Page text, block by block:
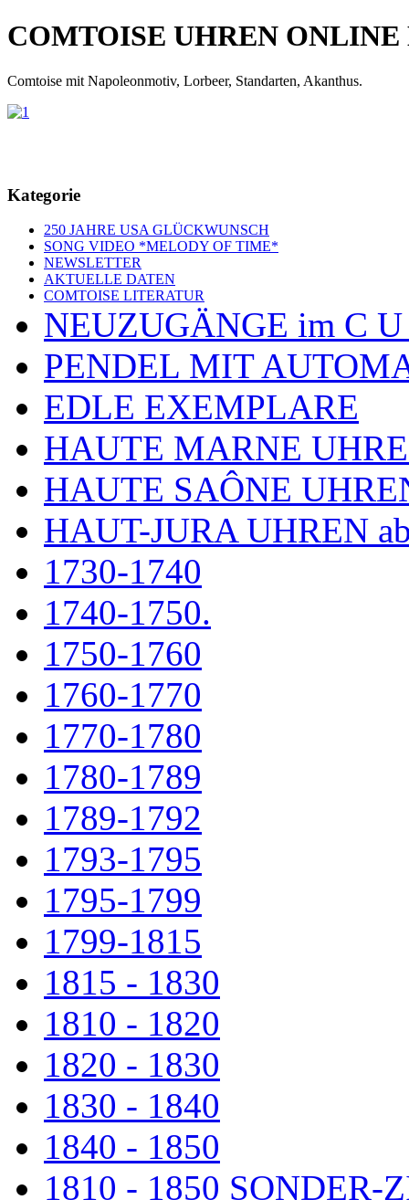
COMTOISE UHREN ONLINE
Comtoise mit Napoleonmotiv, Lorbeer, Standarten, Akanthus.
Kategorie
250 JAHRE USA GLÜCKWUNSCH
SONG VIDEO *MELODY OF TIME*
NEWSLETTER
AKTUELLE DATEN
COMTOISE LITERATUR
NEUZUGÄNGE im C
PENDEL MIT
EDLE EXEMPLARE
HAUTE MARNE
HAUTE SAÔNE
HAUT-JURA UHREN
1730-1740
1740-1750.
1750-1760
1760-1770
1770-1780
1780-1789
1789-1792
1793-1795
1795-1799
1799-1815
1815 - 1830
1810 - 1820
1820 - 1830
1830 - 1840
1840 - 1850
1810 - 1850 SONDER-